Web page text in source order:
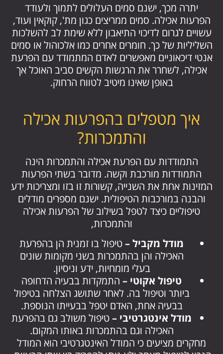
יתרה מכך, ישנם סמים העלולים לתמוך ולעודד
הפרעות אכילה. סמים ממריצים כגון מת', קוקאין ועוד,
עשויים לגרום לדיכוי התיאבון ללא שימת לב להשלכות
השליליות של כך. חומרים אחרים כמו אלכוהול או סמים
אנטי דיכאוניים מאפשרים לאדם המתמודד עם הפרעת
אכילה, לשחרר את הרגשות הקשים סביב האוכל אך
באופן שאינו מיטיב לטווח הרחוק.
איך מטפלים בהפרעות אכילה
והתמכרות?
התמודדות עם הפרעת אכילה והתמכרות הינה
התמודדות מורכבת וקשה. מדובר בשתי הפרעות
המזינות אחת את השנייה, קשורות זו בזו ומצריכות ידע
והבנה במורכבות הטיפולית. ישנם מספרים מודלים
טיפוליים כיצד לטפל בשילוב של הפרעות אכילה
והתמכרות,
מודל מקביל –טיפול בו זמנית הן בהפרעת
האכילה והן בהתמכרות בשני מקומות שונים
בעלי מומחיות, ידע וניסיון.
טיפול אקוטי – התמקדות בבעיה הדחופה
ביותר וטיפול בה. לאחר שתושג הצלחה בטיפול
בבעיה אחת, האדם יטפל בבעייתו הנוספת.
מודל אינטגרטיבי –טיפול משולב גם בהפרעת
האכילה וגם בהתמכרות באותו המקום.
מחקרים מציעים כי המודל האינטגרטיבי הוא המודל